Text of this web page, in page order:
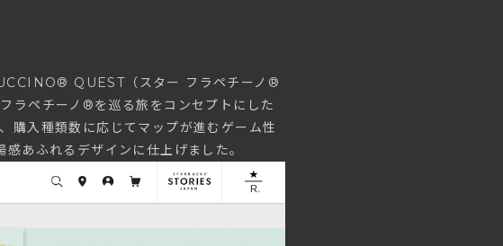
QUEST（スター フラペチーノ®
ラペチーノ®を巡る旅をコンセプトにした
購入種類数に応じてマップが進むゲーム性
あふれるデザインに仕上げました。